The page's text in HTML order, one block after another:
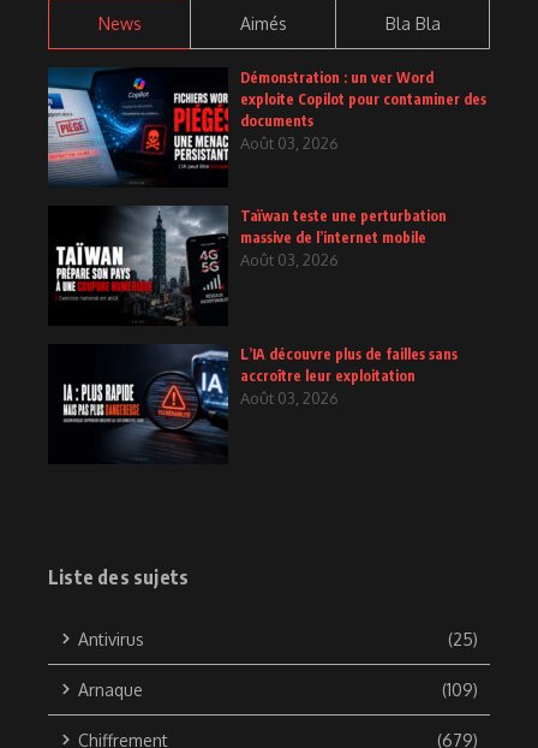
News Aimés Bla Bla
Démonstration : un ver Word
exploite Copilot pour contaminer des
documents
Août 03, 2026
Taïwan teste une perturbation
massive de l’internet mobile
Août 03, 2026
L’IA découvre plus de failles sans
accroître leur exploitation
Août 03, 2026
Liste des sujets
Antivirus (25)
Arnaque (109)
Chiffrement (679)